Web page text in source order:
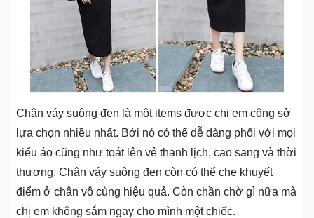
Chân váy suông đen là một items được chi em công sở
lựa chọn nhiều nhất. Bởi nó có thể dễ dàng phối với mọi
kiểu áo cũng như toát lên vẻ thanh lịch, cao sang và thời
thượng. Chân váy suông đen còn có thể che khuyết
điểm ở chân vô cùng hiệu quả. Còn chần chờ gì nữa mà
chị em không sắm ngay cho mình một chiếc.